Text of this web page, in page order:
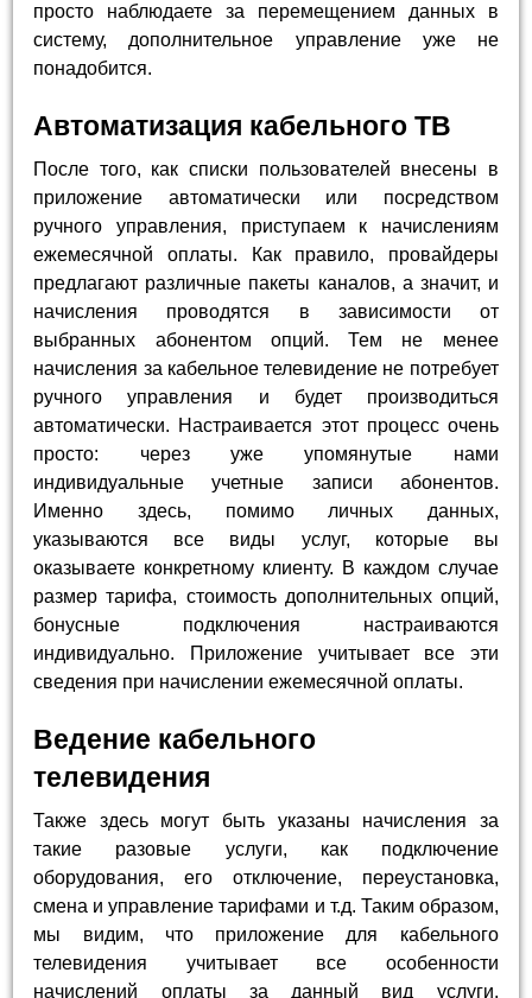
просто наблюдаете за перемещением данных в
систему, дополнительное управление уже не
понадобится.
Автоматизация кабельного ТВ
После того, как списки пользователей внесены в
приложение автоматически или посредством
ручного управления, приступаем к начислениям
ежемесячной оплаты. Как правило, провайдеры
предлагают различные пакеты каналов, а значит, и
начисления проводятся в зависимости от
выбранных абонентом опций. Тем не менее
начисления за кабельное телевидение не потребует
ручного управления и будет производиться
автоматически. Настраивается этот процесс очень
просто: через уже упомянутые нами
индивидуальные учетные записи абонентов.
Именно здесь, помимо личных данных,
указываются все виды услуг, которые вы
оказываете конкретному клиенту. В каждом случае
размер тарифа, стоимость дополнительных опций,
бонусные подключения настраиваются
индивидуально. Приложение учитывает все эти
сведения при начислении ежемесячной оплаты.
Ведение кабельного
телевидения
Также здесь могут быть указаны начисления за
такие разовые услуги, как подключение
оборудования, его отключение, переустановка,
смена и управление тарифами и т.д. Таким образом,
мы видим, что приложение для кабельного
телевидения учитывает все особенности
начислений оплаты за данный вид услуги.